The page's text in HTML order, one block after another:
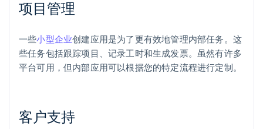
项目管理
一些小型企业创建应用是为了更有效地管理内部任务。这
些任务包括跟踪项目、记录工时和生成发票。虽然有许多
平台可用，但内部应用可以根据您的特定流程进行定制。
客户支持